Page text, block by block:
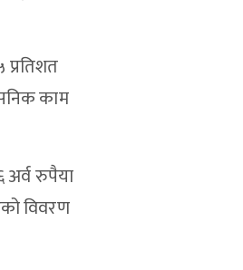
प्रतिशत
काम
अर्व रुपैया
विवरण